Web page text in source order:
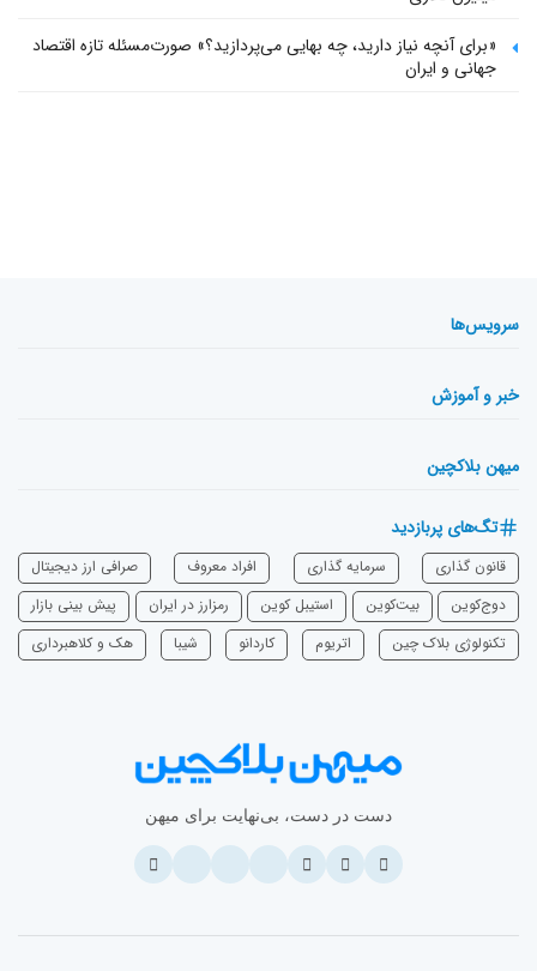
«برای آنچه نیاز دارید، چه بهایی می‌پردازید؟» صورت‌مسئله تازه اقتصاد
جهانی و ایران
سرویس‌ها
خبر و آموزش
میهن بلاکچین
تگ‌های پربازدید
قانون گذاری سرمایه‌ گذاری افراد معروف
صرافی ارز دیجیتال
دوج‌کوین
بیت‌کوین استیبل کوین رمزارز در ایران
پیش بینی بازار
تکنولوژی بلاک چین
اتریوم ‌کاردانو شیبا هک و کلاهبرداری
دست در دست، بی‌نهایت برای میهن